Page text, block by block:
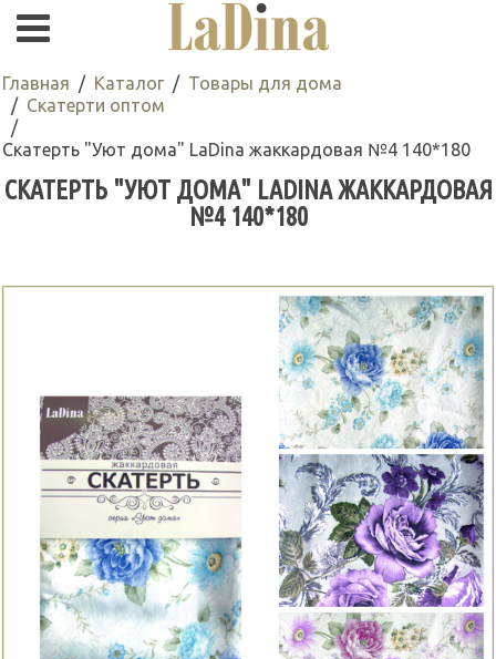
Главная Каталог
Товары для дома
Скатерти оптом
Скатерть "Уют дома" LaDina жаккардовая №4 140*180
СКАТЕРТЬ "УЮТ ДОМА" LADINA ЖАККАРДОВАЯ
№4 140*180